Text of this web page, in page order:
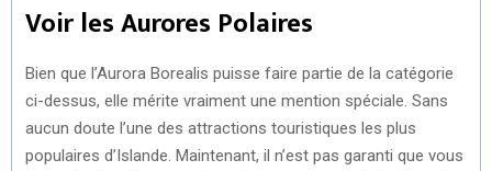
Voir les Aurores Polaires
Bien que l’Aurora Borealis puisse faire partie de la catégorie
ci-dessus, elle mérite vraiment une mention spéciale. Sans
aucun doute l’une des attractions touristiques les plus
populaires d’Islande. Maintenant, il n’est pas garanti que vous